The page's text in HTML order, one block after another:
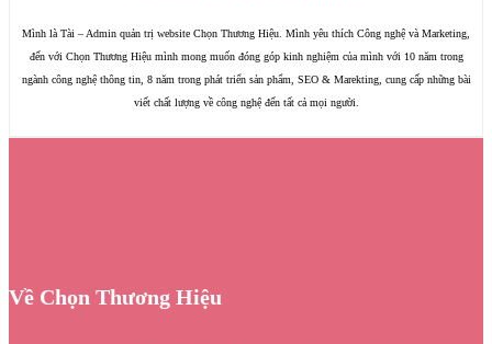
Mình là Tài – Admin quản trị website Chọn Thương Hiệu. Mình yêu thích Công nghệ và Marketing,
đến với Chọn Thương Hiệu mình mong muốn đóng góp kinh nghiệm của mình với 10 năm trong
ngành công nghệ thông tin, 8 năm trong phát triển sản phẩm, SEO & Marekting, cung cấp những bài
viết chất lượng về công nghệ đến tất cả mọi người.
Về Chọn Thương Hiệu